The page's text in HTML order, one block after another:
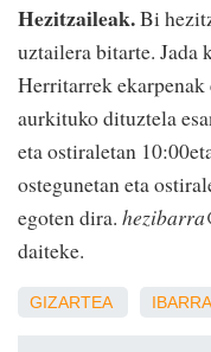
Hezitzaileak.Bi
uztailera bitarte. Jada
Herritarrek
aurkituko dituztela
eta ostiraletan
ostegunetan eta
egoten dira.
daiteke.
GIZARTEA IBARRA